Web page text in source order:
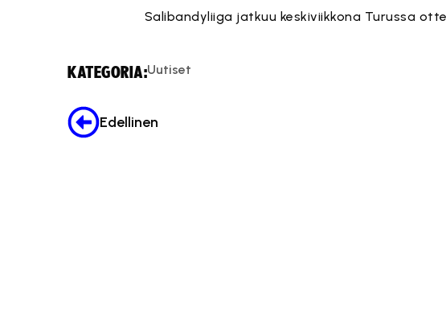
Salibandyliiga jatkuu keskiviikkona Turussa
KATEGORIA:Uutiset
Edellinen